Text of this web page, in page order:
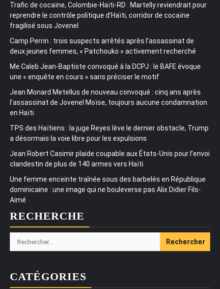
Trafic de cocaïne, Colombie-Haïti-RD : Martelly reviendrait pour
reprendre le contrôle politique d’Haïti, corridor de cocaïne
fragilisé sous Jovenel
Camp Perrin : trois suspects arrêtés après l’assassinat de
deux jeunes femmes, « Patchouko » activement recherché
Me Caleb Jean-Baptiste convoqué à la DCPJ : le BAFE évoque
une « enquête en cours » sans préciser le motif
Jean Monard Metellus de nouveau convoqué : cinq ans après
l’assassinat de Jovenel Moïse, toujours aucune condamnation
en Haïti
TPS des Haïtiens : la juge Reyes lève le dernier obstacle, Trump
a désormais la voie libre pour les expulsions
Jean Robert Casimir plaide coupable aux États-Unis pour l’envoi
clandestin de plus de 140 armes vers Haïti
Une femme enceinte traînée sous des barbelés en République
dominicaine : une image qui ne bouleverse pas Alix Didier Fils-
Aimé
RECHERCHE
Rechercher :
CATÉGORIES